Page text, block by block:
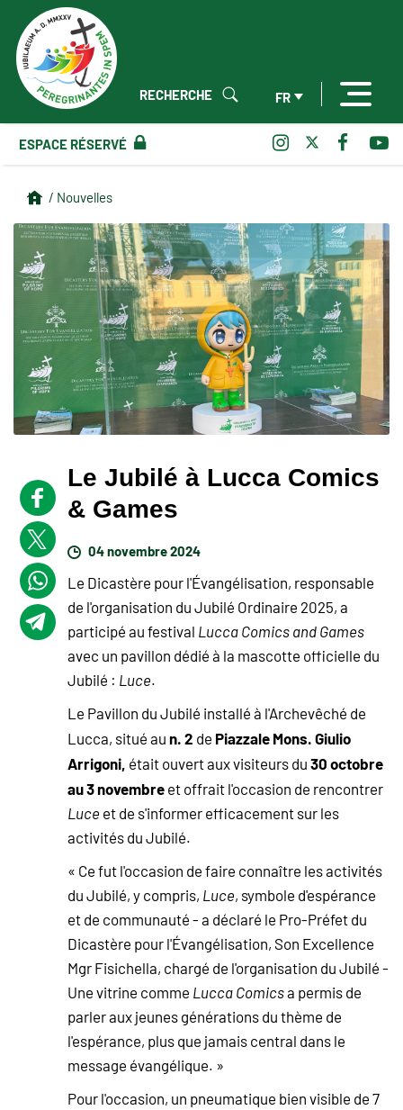
FR
RECHERCHE
ESPACE RÉSERVÉ
/ Nouvelles
Le Jubilé à Lucca Comics
& Games
04 novembre 2024
Le Dicastère pour l'Évangélisation, responsable
de l'organisation du Jubilé Ordinaire 2025, a
participé au festival Lucca Comics and Games
avec un pavillon dédié à la mascotte officielle du
Jubilé : Luce.
Le Pavillon du Jubilé installé à l'Archevêché de
Lucca, situé aun. 2 de Piazzale Mons. Giulio
Arrigoni, était ouvert aux visiteurs du30 octobre
au 3 novembreet offrait l'occasion de rencontrer
Luce et de s'informer efficacement sur les
activités du Jubilé.
« Ce fut l'occasion de faire connaître les activités
du Jubilé, y compris, Luce, symbole d'espérance
et de communauté - a déclaré le Pro-Préfet du
Dicastère pour l'Évangélisation, Son Excellence
Mgr Fisichella, chargé de l'organisation du Jubilé -
Une vitrine comme Lucca Comicsa permis de
parler aux jeunes générations du thème de
l'espérance, plus que jamais central dans le
message évangélique. »
Pour l'occasion, un pneumatique bien visible de 7